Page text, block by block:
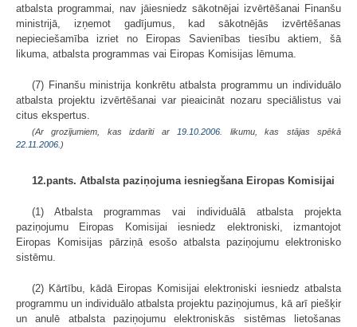
atbalsta programmai, nav jāiesniedz sākotnējai izvērtēšanai Finanšu
ministrijā, izņemot gadījumus, kad sākotnējās izvērtēšanas
nepieciešamība izriet no Eiropas Savienības tiesību aktiem, šā
likuma, atbalsta programmas vai Eiropas Komisijas lēmuma.
(7) Finanšu ministrija konkrētu atbalsta programmu un individuālo
atbalsta projektu izvērtēšanai var pieaicināt nozaru speciālistus vai
citus ekspertus.
(Ar grozījumiem, kas izdarīti ar 19.10.2006 . likumu, kas stājas spēkā
22.11.2006. )
12.pants. Atbalsta paziņojuma iesniegšana Eiropas Komisijai
(1) Atbalsta programmas vai individuālā atbalsta projekta
paziņojumu Eiropas Komisijai iesniedz elektroniski, izmantojot
Eiropas Komisijas pārziņā esošo atbalsta paziņojumu elektronisko
sistēmu.
(2) Kārtību, kādā Eiropas Komisijai elektroniski iesniedz atbalsta
programmu un individuālo atbalsta projektu paziņojumus, kā arī piešķir
un anulē atbalsta paziņojumu elektroniskās sistēmas lietošanas